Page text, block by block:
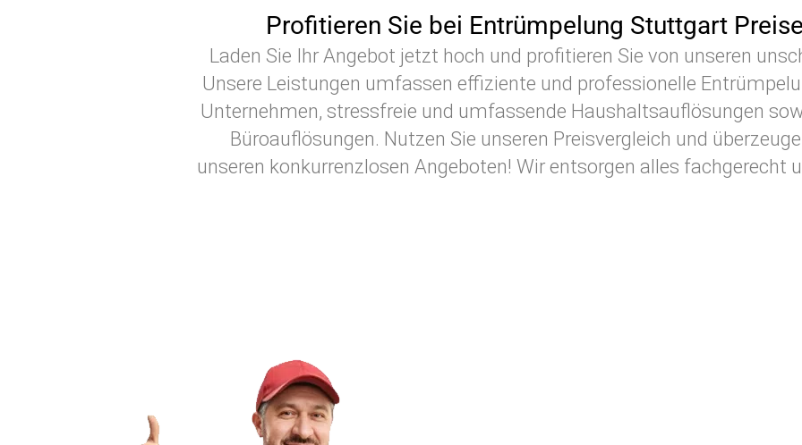
Profitieren Sie bei Entrümpelung Stuttgart
Laden Sie Ihr Angebot jetzt hoch und profitieren Sie von unseren
Unsere Leistungen umfassen effiziente und professionelle
Unternehmen, stressfreie und umfassende Haushaltsauflösungen
Büroauflösungen. Nutzen Sie unseren Preisvergleich und
unseren konkurrenzlosen Angeboten! Wir entsorgen alles fachgerecht